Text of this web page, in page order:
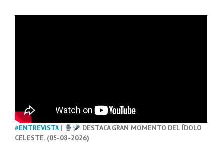
#ENTREVISTA|
DESTACA GRAN MOMENTO DEL ÍDOLO
CELESTE. (05-08-2026)